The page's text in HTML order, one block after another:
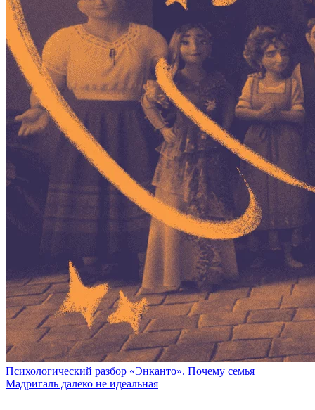
Психологический разбор «Энканто». Почему семья
Мадригаль далеко не идеальная